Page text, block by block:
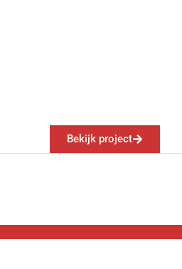
Bekijk project